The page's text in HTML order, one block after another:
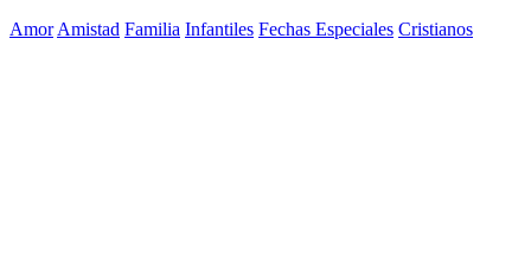
Amor Amistad Familia Infantiles Fechas Especiales Cristianos